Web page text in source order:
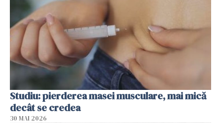
Studiu: pierderea masei musculare, mai mică
decât se credea
30 MAI 2026